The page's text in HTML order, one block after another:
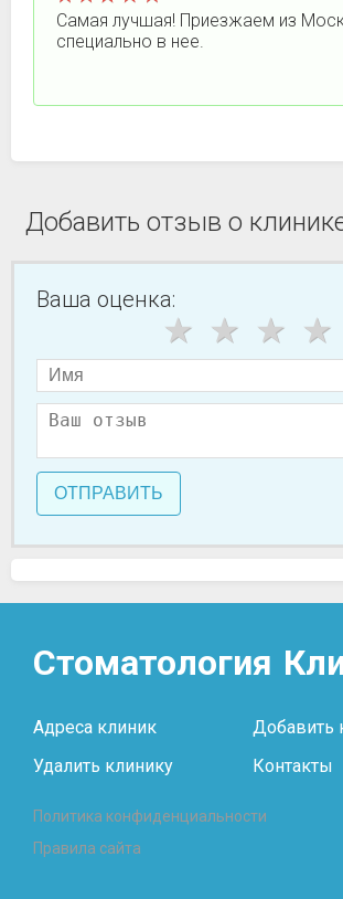
Самая лучшая! Приезжаем из
специально в нее.
Добавить отзыв о
Ваша оценка:
ОТПРАВИТЬ
Стоматология
Адреса клиник
Добавить
Удалить клинику
Контакты
Политика конфиденциальности
Правила сайта